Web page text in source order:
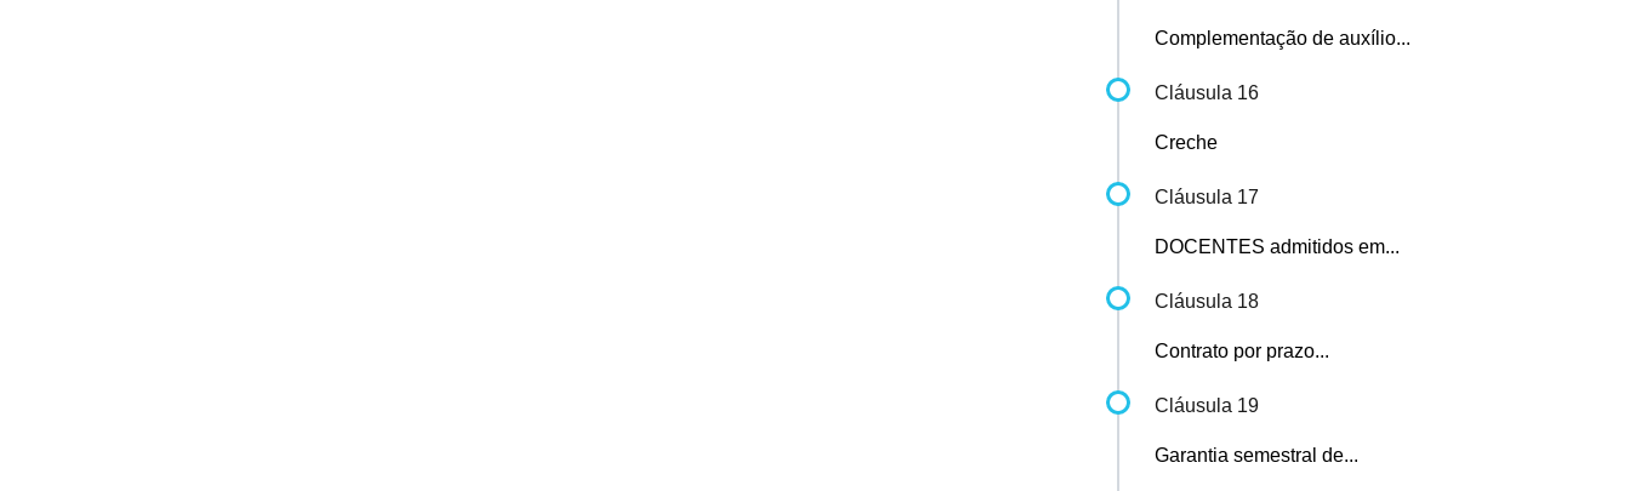
Complementação de auxílio...
Cláusula 16
Creche
Cláusula 17
DOCENTES admitidos em...
Cláusula 18
Contrato por prazo...
Cláusula 19
Garantia semestral de...